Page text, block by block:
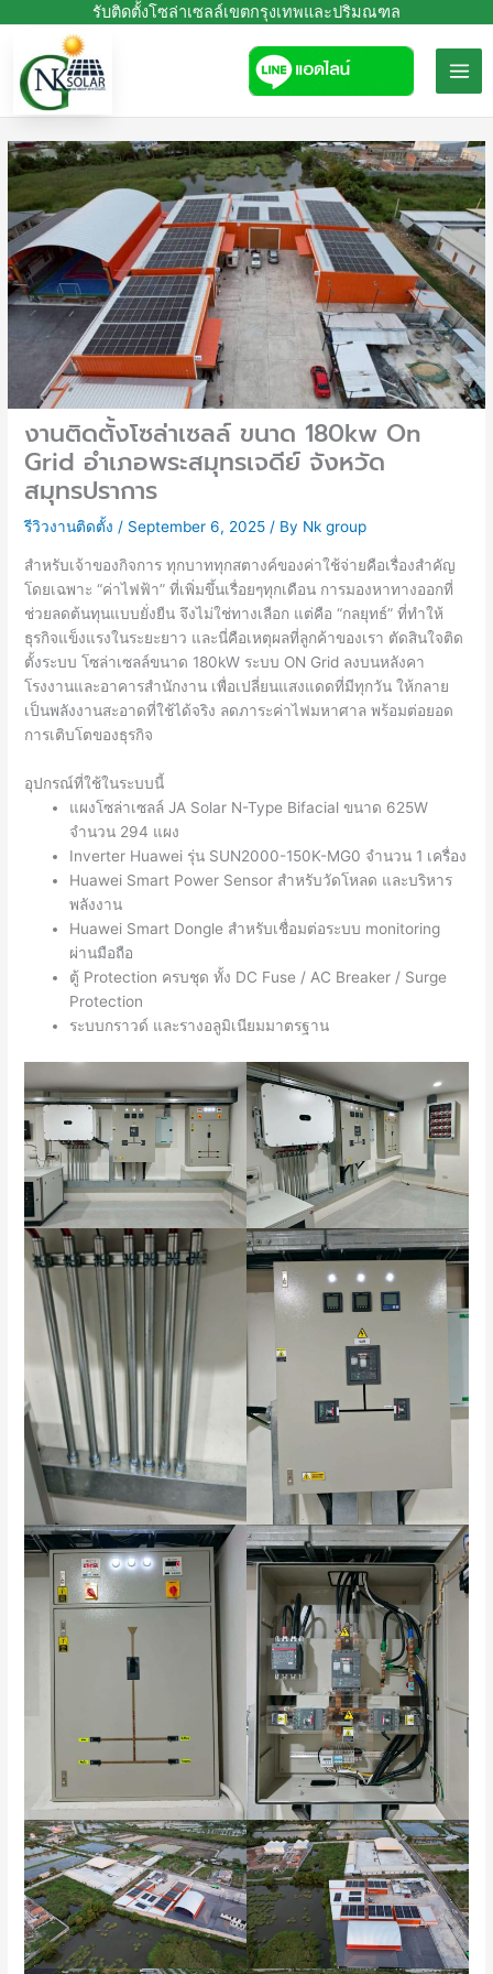
content
รับติดตั้งโซล่าเซลล์เขตกรุงเทพและปริมณฑล
งานติดตั้งโซล่าเซลล์ ขนาด 180kw On
Grid อำเภอพระสมุทรเจดีย์ จังหวัด
สมุทรปราการ
รีวิวงานติดตั้ง / September 6, 2025/ By Nk group
สำหรับเจ้าของกิจการ ทุกบาททุกสตางค์ของค่าใช้จ่ายคือเรื่องสำคัญ
โดยเฉพาะ “ค่าไฟฟ้า” ที่เพิ่มขึ้นเรื่อยๆทุกเดือน การมองหาทางออกที่
ช่วยลดต้นทุนแบบยั่งยืน จึงไม่ใช่ทางเลือก แต่คือ “กลยุทธ์” ที่ทำให้
ธุรกิจแข็งแรงในระยะยาว และนี่คือเหตุผลที่ลูกค้าของเรา ตัดสินใจติด
ตั้งระบบ โซล่าเซลล์ขนาด 180kW ระบบ ON Grid ลงบนหลังคา
โรงงานและอาคารสำนักงาน เพื่อเปลี่ยนแสงแดดที่มีทุกวัน ให้กลาย
เป็นพลังงานสะอาดที่ใช้ได้จริง ลดภาระค่าไฟมหาศาล พร้อมต่อยอด
การเติบโตของธุรกิจ
อุปกรณ์ที่ใช้ในระบบนี้
แผงโซล่าเซลล์ JA Solar N-Type Bifacial ขนาด 625W
จำนวน 294 แผง
Inverter Huawei รุ่น SUN2000-150K-MG0 จำนวน 1 เครื่อง
Huawei Smart Power Sensor สำหรับวัดโหลด และบริหาร
พลังงาน
Huawei Smart Dongle สำหรับเชื่อมต่อระบบ monitoring
ผ่านมือถือ
ตู้ Protection ครบชุด ทั้ง DC Fuse / AC Breaker / Surge
Protection
ระบบกราวด์ และรางอลูมิเนียมมาตรฐาน